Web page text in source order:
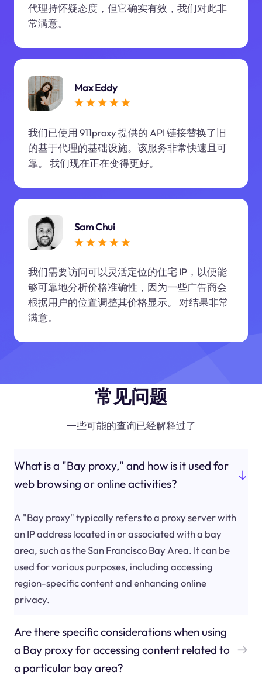
代理持怀疑态度，但它确实有效，我们对此非
常满意。
Max Eddy
我们已使用 911proxy 提供的 API 链接替换了旧
的基于代理的基础设施。该服务非常快速且可
靠。 我们现在正在变得更好。
Sam Chui
我们需要访问可以灵活定位的住宅 IP，以便能
够可靠地分析价格准确性，因为一些广告商会
根据用户的位置调整其价格显示。 对结果非常
满意。
常见问题
一些可能的查询已经解释过了
What is a "Bay proxy," and how is it used for
web browsing or online activities?
A "Bay proxy" typically refers to a proxy server with
an IP address located in or associated with a bay
area, such as the San Francisco Bay Area. It can be
used for various purposes, including accessing
region-specific content and enhancing online
privacy.
Are there specific considerations when using
a Bay proxy for accessing content related to
a particular bay area?